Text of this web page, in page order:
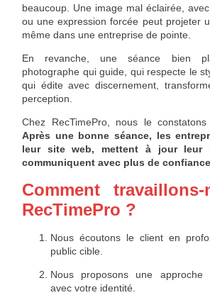
beaucoup. Une image mal éclairée,
ou une expression forcée peut projeter
même dans une entreprise de pointe.
En revanche, une séance bien
photographe qui guide, qui respecte le
qui édite avec discernement,
perception.
Chez RecTimePro, nous le
Après une bonne séance, les
leur site web, mettent à jour leur
communiquent avec plus de
Comment
RecTimePro ?
Nous écoutons le client en
public cible.
Nous proposons une approche
avec votre identité.